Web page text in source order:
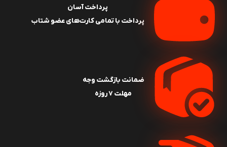
پرداخت آسان
پرداخت با تمامی کارت‌های عضو شتاب
ضمانت بازگشت وجه
مهلت ۷ روزه